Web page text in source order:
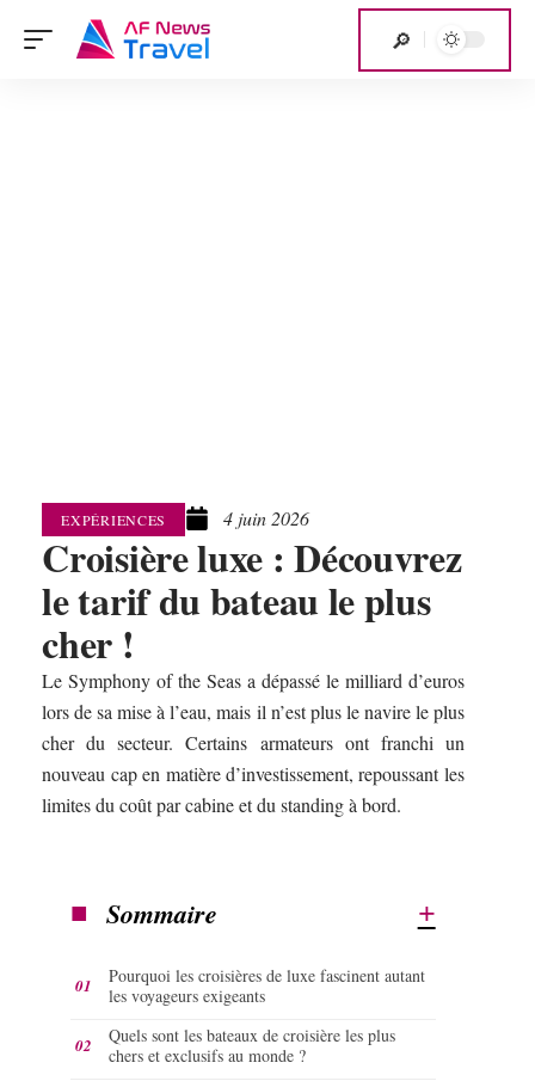
EXPÉRIENCES 4 juin 2026
Croisière luxe : Découvrez
le tarif du bateau le plus
cher !
Le Symphony of the Seas a dépassé le milliard d’euros
lors de sa mise à l’eau, mais il n’est plus le navire le plus
cher du secteur. Certains armateurs ont franchi un
nouveau cap en matière d’investissement, repoussant les
limites du coût par cabine et du standing à bord.
Sommaire
Pourquoi les croisières de luxe fascinent autant
les voyageurs exigeants
Quels sont les bateaux de croisière les plus
chers et exclusifs au monde ?